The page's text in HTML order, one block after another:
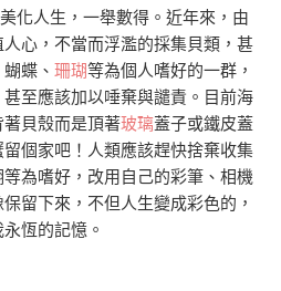
化人生，一舉數得。近年來，由
心，不當而浮濫的採集貝類，甚
蝶、 珊瑚等為個人嗜好的一群，
至應該加以唾棄與譴責。目前海
著貝殼而是頂著玻璃蓋子或鐵皮蓋
個家吧！人類應該趕快捨棄收集
為嗜好，改用自己的彩筆、相機
留下來，不但人生變成彩色的，
恆的記憶。